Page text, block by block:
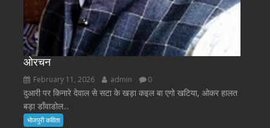
ओरचन
February 11, 2026 admin 0
दुआरी पर किनारे देवाल से सटा के खड़ा कइल बा एगो खटिया, ओकर हालत
बड़ा डाँवाडोल...
भोजपुरी कविता